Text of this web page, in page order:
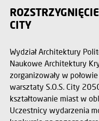
CITY
Wydział Architektury
Naukowe Architektury
zorganizowały w
warsztaty S.O.S. City
kształtowanie miast w
Uczestnicy wydarzenia